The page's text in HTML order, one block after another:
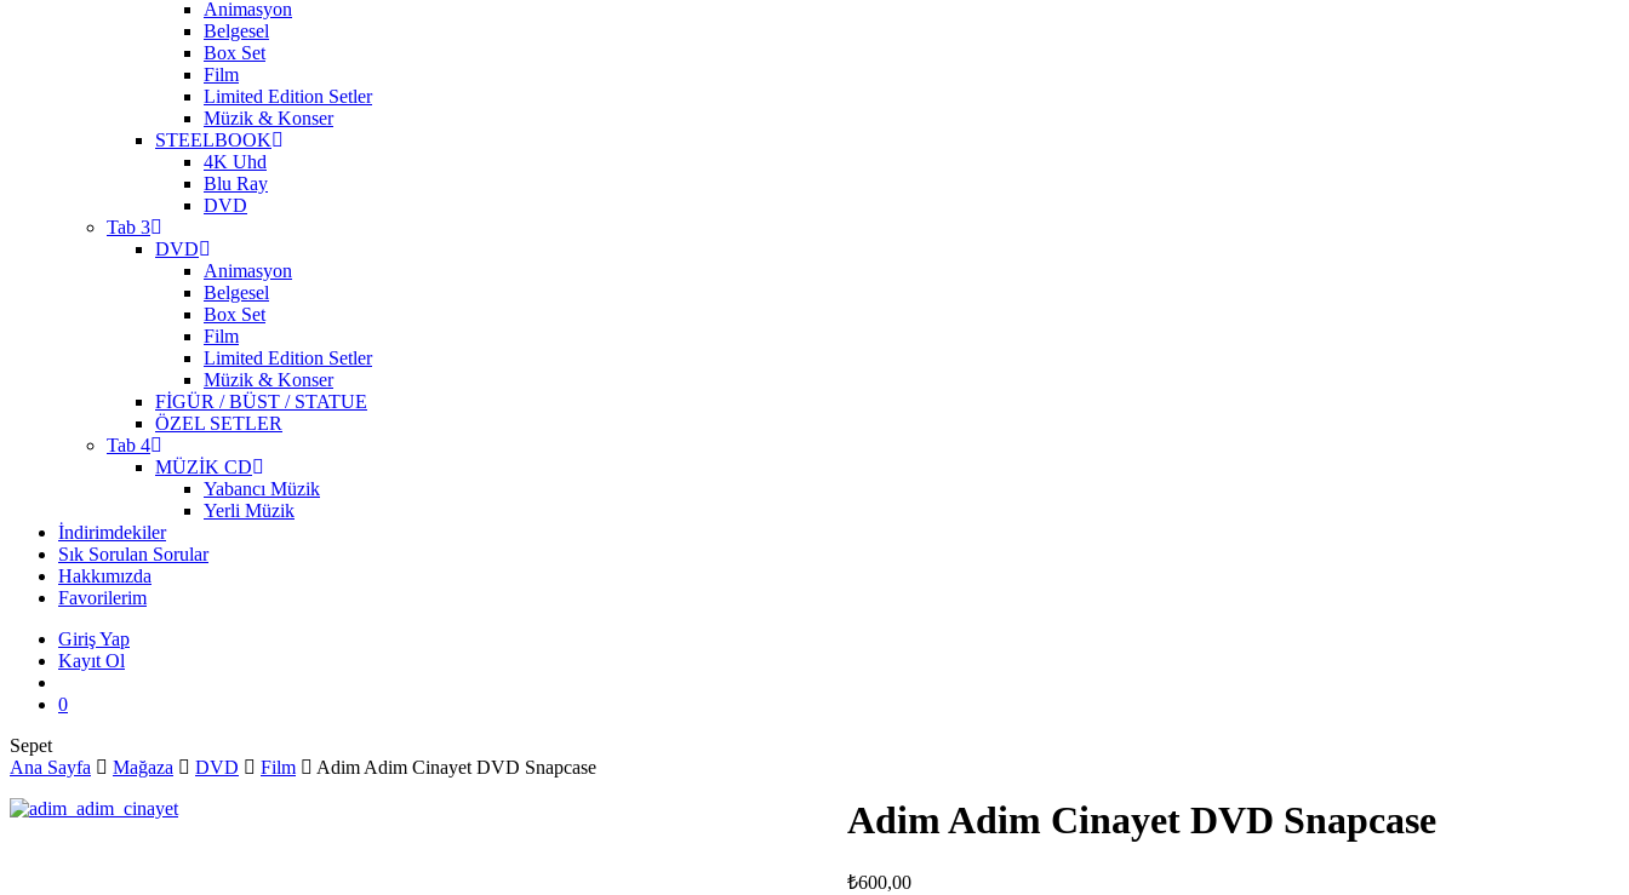
Animasyon
Belgesel
Box Set
Film
Limited Edition Setler
Müzik & Konser
STEELBOOK
4K Uhd
Blu Ray
DVD
Tab 3
DVD
Animasyon
Belgesel
Box Set
Film
Limited Edition Setler
Müzik & Konser
FİGÜR / BÜST / STATUE
ÖZEL SETLER
Tab 4
MÜZİK CD
Yabancı Müzik
Yerli Müzik
İndirimdekiler
Sık Sorulan Sorular
Hakkımızda
Favorilerim
Giriş Yap
Kayıt Ol
0
SepetClose
Cart
Ana Sayfa Mağaza DVD Film Adim Adim Cinayet DVD Snapcase
Adim Adim Cinayet DVD Snapcase
₺600,00